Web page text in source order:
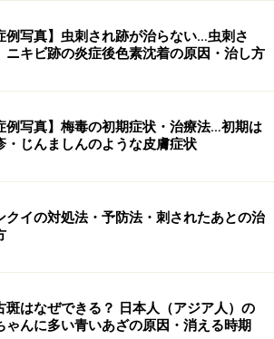
例写真】虫刺され跡が治らない…虫刺さ
ニキビ跡の炎症後色素沈着の原因・治し方
例写真】梅毒の初期症状・治療法…初期は
・じんましんのような皮膚症状
クイの対処法・予防法・刺されたあとの治
斑はなぜできる？ 日本人（アジア人）の
ゃんに多い青いあざの原因・消える時期